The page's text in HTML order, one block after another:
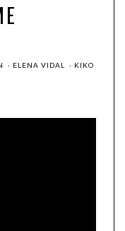
· ELENA VIDAL · KIKO